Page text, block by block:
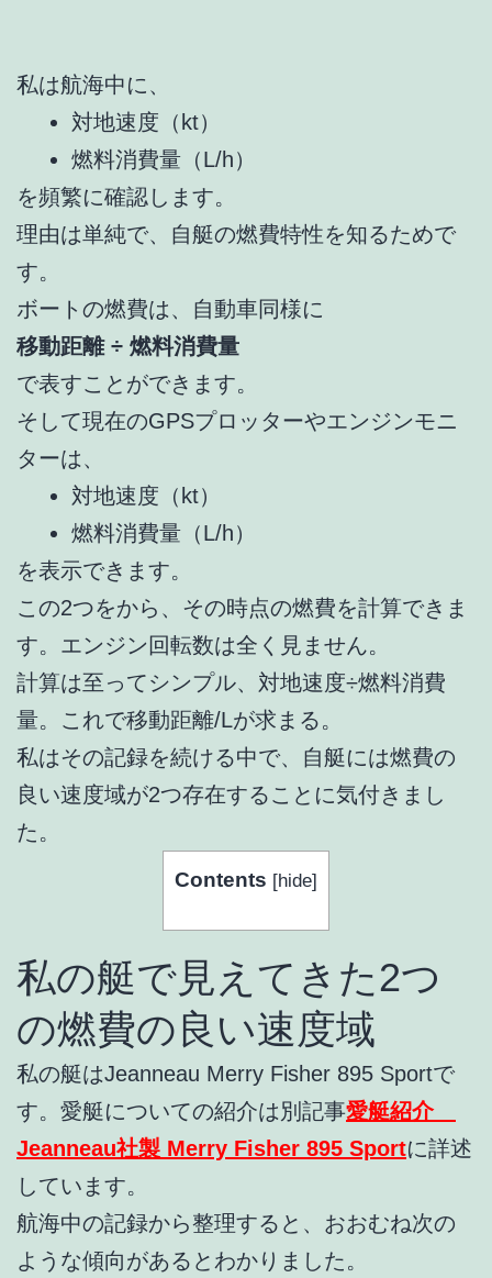
私は航海中に、
対地速度（kt）
燃料消費量（L/h）
を頻繁に確認します。
理由は単純で、自艇の燃費特性を知るためで
す。
ボートの燃費は、自動車同様に
移動距離 ÷ 燃料消費量
で表すことができます。
そして現在のGPSプロッターやエンジンモニ
ターは、
対地速度（kt）
燃料消費量（L/h）
を表示できます。
この2つをから、その時点の燃費を計算できま
す。エンジン回転数は全く見ません。
計算は至ってシンプル、対地速度÷燃料消費
量。これで移動距離/Lが求まる。
私はその記録を続ける中で、自艇には燃費の
良い速度域が2つ存在することに気付きまし
た。
Contents [hide]
私の艇で見えてきた2つ
の燃費の良い速度域
私の艇はJeanneau Merry Fisher 895 Sportで
す。愛艇についての紹介は別記事愛艇紹介
Jeanneau社製 Merry Fisher 895 Sportに詳述
しています。
航海中の記録から整理すると、おおむね次の
ような傾向があるとわかりました。